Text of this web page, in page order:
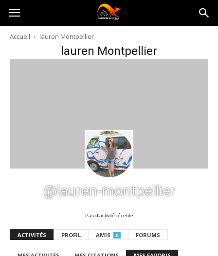
Australia-
australie.com
Accueil lauren Montpellier
lauren Montpellier
@lauren-montpellier
Pas d’activité récente
ACTIVITÉS PROFIL AMIS 0 FORUMS